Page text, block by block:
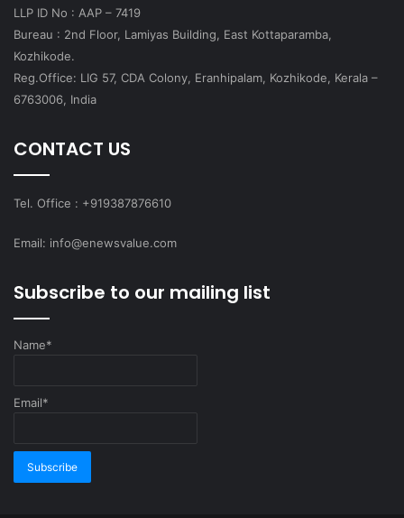
LLP ID No : AAP – 7419
Bureau : 2nd Floor, Lamiyas Building, East Kottaparamba,
Kozhikode.
Reg.Office: LIG 57, CDA Colony, Eranhipalam, Kozhikode, Kerala –
6763006, India
CONTACT US
Tel. Office : +919387876610
Email: info@enewsvalue.com
Subscribe to our mailing list
Name*
Email*